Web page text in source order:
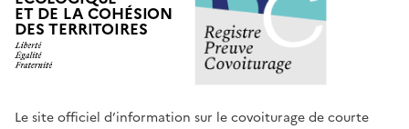
ET DE LA COHÉSION
DES TERRITOIRES
Le site officiel d’information sur le covoiturage de courte